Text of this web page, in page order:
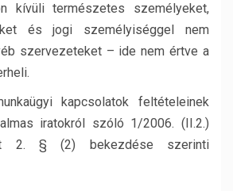
kívüli természetes személyeket,
és jogi személyiséggel nem
szervezeteket – ide nem értve a
kapcsolatok feltételeinek
iratokról szóló 1/2006. (II.2.)
2. § (2) bekezdése szerinti